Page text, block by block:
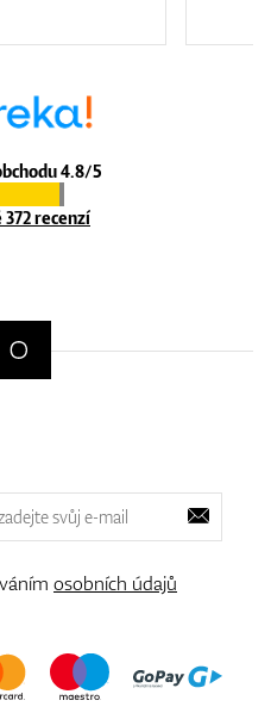
4.8/5
372 recenzí
osobních údajů